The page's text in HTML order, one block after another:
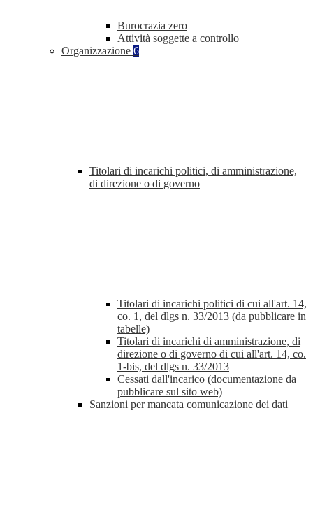
Burocrazia zero
Attività soggette a controllo
Organizzazione 6
Titolari di incarichi politici, di amministrazione,
di direzione o di governo
Titolari di incarichi politici di cui all'art. 14,
co. 1, del dlgs n. 33/2013 (da pubblicare in
tabelle)
Titolari di incarichi di amministrazione, di
direzione o di governo di cui all'art. 14, co.
1-bis, del dlgs n. 33/2013
Cessati dall'incarico (documentazione da
pubblicare sul sito web)
Sanzioni per mancata comunicazione dei dati